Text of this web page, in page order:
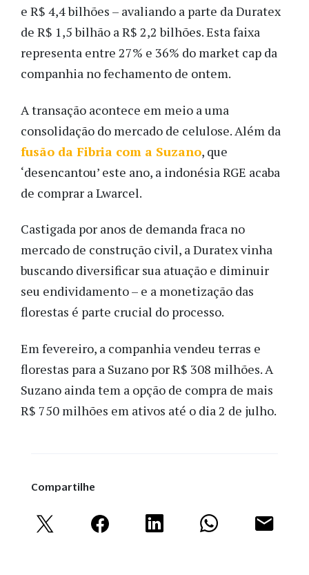
e R$ 4,4 bilhões – avaliando a parte da Duratex
de R$ 1,5 bilhão a R$ 2,2 bilhões. Esta faixa
representa entre 27% e 36% do market cap da
companhia no fechamento de ontem.
A transação acontece em meio a uma
consolidação do mercado de celulose. Além da
fusão da Fibria com a Suzano, que
‘desencantou’ este ano, a indonésia RGE acaba
de comprar a Lwarcel.
Castigada por anos de demanda fraca no
mercado de construção civil, a Duratex vinha
buscando diversificar sua atuação e diminuir
seu endividamento – e a monetização das
florestas é parte crucial do processo.
Em fevereiro, a companhia vendeu terras e
florestas para a Suzano por R$ 308 milhões. A
Suzano ainda tem a opção de compra de mais
R$ 750 milhões em ativos até o dia 2 de julho.
Compartilhe